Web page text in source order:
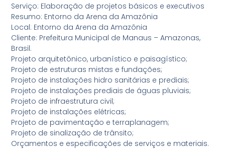
Serviço: Elaboração de projetos básicos e executivos
Resumo: Entorno da Arena da Amazônia
Local: Entorno da Arena da Amazônia
Cliente: Prefeitura Municipal de Manaus – Amazonas,
Brasil.
Projeto arquitetônico, urbanístico e paisagístico;
Projeto de estruturas mistas e fundações;
Projeto de instalações hidro sanitárias e prediais;
Projeto de instalações prediais de águas pluviais;
Projeto de infraestrutura civil;
Projeto de instalações elétricas;
Projeto de pavimentação e terraplanagem;
Projeto de sinalização de trânsito;
Orçamentos e especificações de serviços e materiais.